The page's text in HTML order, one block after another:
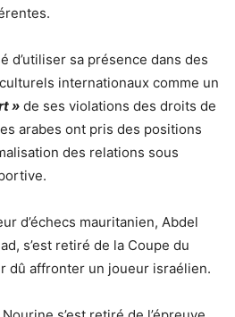
d’utiliser sa présence dans des
internationaux comme un
» de ses violations des droits de
arabes ont pris des positions
des relations sous
d’échecs mauritanien, Abdel
s’est retiré de la Coupe du
dû affronter un joueur israélien.